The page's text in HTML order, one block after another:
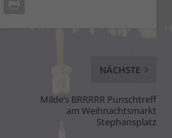
NÄCHSTE
Milde’s BRRRRR Punschtreff
am Weihnachtsmarkt
Stephansplatz